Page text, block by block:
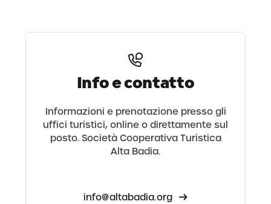
Info e contatto
Informazioni e prenotazione presso gli
uffici turistici, online o direttamente sul
posto. Società Cooperativa Turistica
Alta Badia.
info@altabadia.org